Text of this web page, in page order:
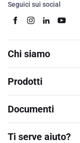
Seguici sui social
Chi siamo
Prodotti
Documenti
Ti serve aiuto?